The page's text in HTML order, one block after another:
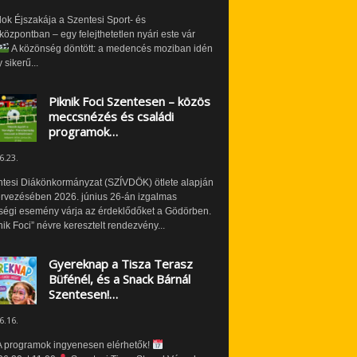
Éjszakája a Szentesi Sport- és
– egy felejthetetlen nyári este vár
A közönség döntött: a medencés moziban idén
sikerű...
Piknik Foci Szentesen – közös
meccsnézés és családi
programok…
Diákönkormányzat (SZÍVDÖK) ötlete alapján
2026. június 26-án izgalmas
esemény várja az érdeklődőket a Gödörben.
Foci” névre keresztelt rendezvény...
Gyereknap a Tisza Terasz
Büfénél, és a Snack Bárnál
Szentesen!…
programok ingyenesen elérhetők!